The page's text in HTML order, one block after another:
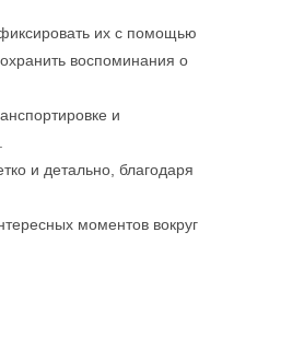
их с помощью
воспоминания о
и
и детально, благодаря
моментов вокруг